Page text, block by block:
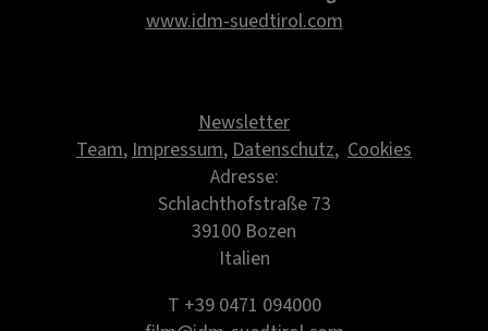
www.idm-suedtirol.com
Newsletter
Team,Impressum,Datenschutz, Cookies
Adresse:
Schlachthofstraße 73
39100 Bozen
Italien
T +39 0471 094000